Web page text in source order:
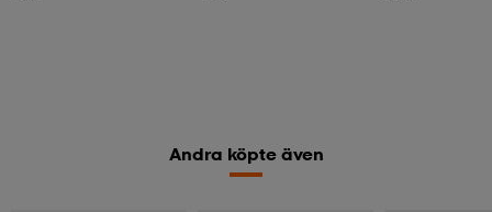
Andra köpte även